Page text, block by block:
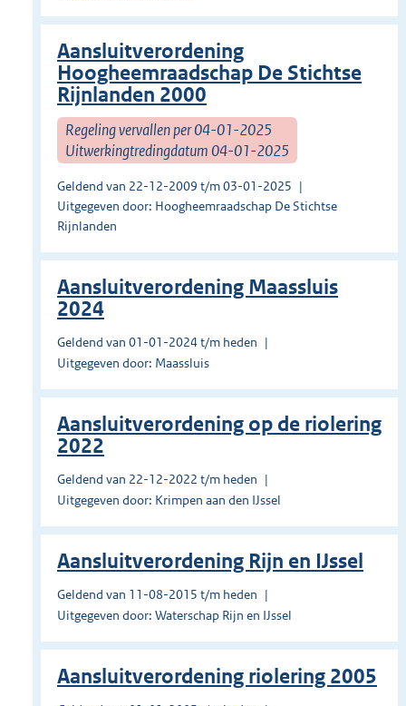
Aansluitverordening
Hoogheemraadschap De Stichtse
Rijnlanden 2000
Regeling vervallen per 04-01-2025
Uitwerkingtredingdatum 04-01-2025
Geldend van 22-12-2009 t/m 03-01-2025
Uitgegeven door: Hoogheemraadschap De Stichtse
Rijnlanden
Aansluitverordening Maassluis
2024
Geldend van 01-01-2024 t/m heden
Uitgegeven door: Maassluis
Aansluitverordening op de riolering
2022
Geldend van 22-12-2022 t/m heden
Uitgegeven door: Krimpen aan den IJssel
Aansluitverordening Rijn en IJssel
Geldend van 11-08-2015 t/m heden
Uitgegeven door: Waterschap Rijn en IJssel
Aansluitverordening riolering 2005